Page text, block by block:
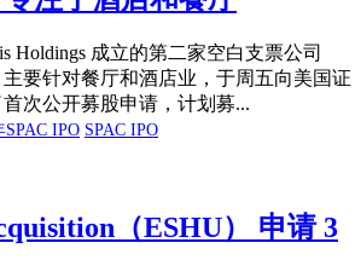
Holdings 成立的第二家空白支票公司
主要针对餐厅和酒店业，于周五向美国证
次公开募股申请，计划募...
SPAC IPO SPAC IPO
（ESHU） 申请 3